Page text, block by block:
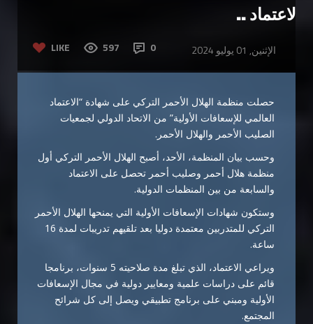
الاعتماد ..
LIKE 597 0 الإثنين, 01 يوليو 2024
حصلت منظمة الهلال الأحمر التركي على شهادة “الاعتماد
العالمي للإسعافات الأولية” من الاتحاد الدولي لجمعيات
الصليب الأحمر والهلال الأحمر.
وحسب بيان المنظمة، الأحد، أصبح الهلال الأحمر التركي أول
منظمة هلال أحمر وصليب أحمر تحصل على الاعتماد
والسابعة من بين المنظمات الدولية.
وستكون شهادات الإسعافات الأولية التي يمنحها الهلال الأحمر
التركي للمتدربين معتمدة دوليا بعد تلقيهم تدريبات لمدة 16
ساعة.
ويراعي الاعتماد، الذي تبلغ مدة صلاحيته 5 سنوات، برنامجا
قائم على دراسات علمية ومعايير دولية في مجال الإسعافات
الأولية ومبني على برنامج تطبيقي ويصل إلى كل شرائح
المجتمع.